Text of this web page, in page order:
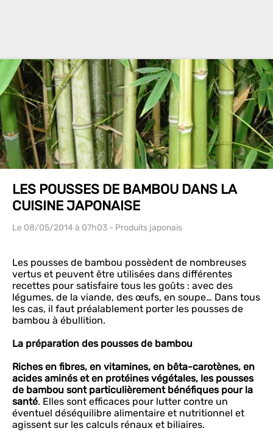
LES POUSSES DE BAMBOU DANS LA
CUISINE JAPONAISE
Le 08/05/2014 à 07h03 - Produits japonais
Les pousses de bambou possèdent de nombreuses
vertus et peuvent être utilisées dans différentes
recettes pour satisfaire tous les goûts : avec des
légumes, de la viande, des œufs, en soupe… Dans tous
les cas, il faut préalablement porter les pousses de
bambou à ébullition.
La préparation des pousses de bambou
Riches en fibres, en vitamines, en bêta-carotènes, en
acides aminés et en protéines végétales, les pousses
de bambou sont particulièrement bénéfiques pour la
santé. Elles sont efficaces pour lutter contre un
éventuel déséquilibre alimentaire et nutritionnel et
agissent sur les calculs rénaux et biliaires.